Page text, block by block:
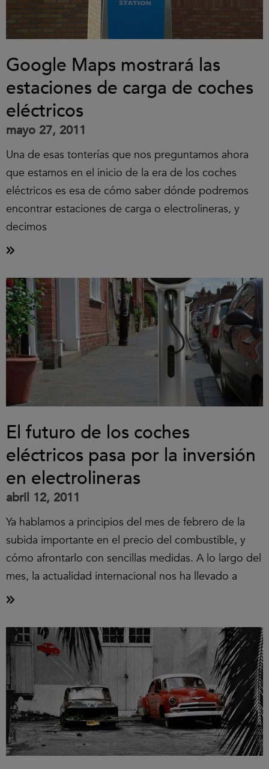
Google Maps mostrará las
estaciones de carga de coches
eléctricos
mayo 27, 2011
Una de esas tonterías que nos preguntamos ahora
que estamos en el inicio de la era de los coches
eléctricos es esa de cómo saber dónde podremos
encontrar estaciones de carga o electrolineras, y
decimos
El futuro de los coches
eléctricos pasa por la inversión
en electrolineras
abril 12, 2011
Ya hablamos a principios del mes de febrero de la
subida importante en el precio del combustible, y
cómo afrontarlo con sencillas medidas. A lo largo del
mes, la actualidad internacional nos ha llevado a